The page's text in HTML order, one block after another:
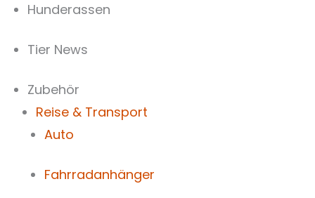
Hunderassen
Tier News
Zubehör
Reise & Transport
Auto
Fahrradanhänger